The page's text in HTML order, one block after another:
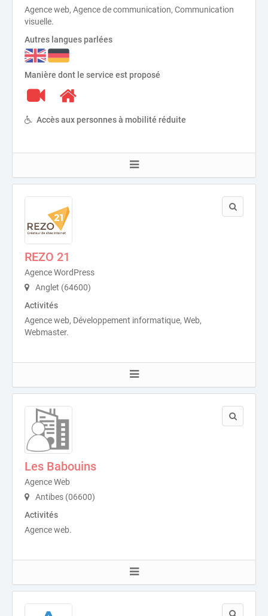
Agence web, Agence de communication, Communication
visuelle.
Autres langues parlées
Manière dont le service est proposé
Accès aux personnes à mobilité réduite
REZO 21
Agence WordPress
Anglet (64600)
Activités
Agence web, Développement informatique, Web,
Webmaster.
Les Babouins
Agence Web
Antibes (06600)
Activités
Agence web.